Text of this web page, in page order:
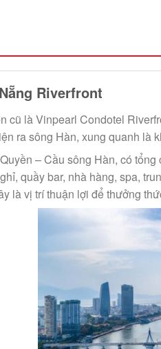
Riverfront
cũ là Vinpearl Condotel
ra sông Hàn, xung quanh là
– Cầu sông Hàn, có
quầy bar, nhà hàng, spa,
là vị trí thuận lợi để thưởng